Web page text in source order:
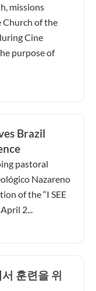
missions
Church of the
Cine
purpose of
Brazil
pastoral
Nazareno
of the “I SEE
2...
훈련을 위